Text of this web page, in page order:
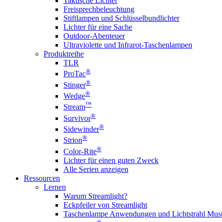
Freisprechbeleuchtung
Stiftlampen und Schlüsselbundlichter
Lichter für eine Sache
Outdoor-Abenteuer
Ultraviolette und Infrarot-Taschenlampen
Produktreihe
TLR
ProTac®
Stinger®
Wedge®
Stream™
Survivor®
Sidewinder®
Strion®
Color-Rite®
Lichter für einen guten Zweck
Alle Serien anzeigen
Ressourcen
Lernen
Warum Streamlight?
Eckpfeiler von Streamlight
Taschenlampe Anwendungen und Lichtstrahl